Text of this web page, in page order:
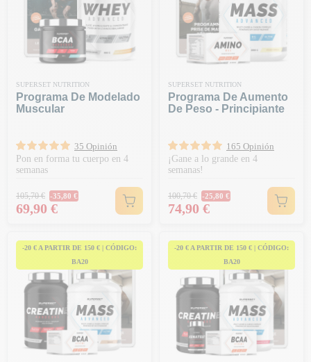
SUPERSET NUTRITION
Programa De Modelado
Muscular
35 Opinión
Pon en forma tu cuerpo en 4
semanas
Precio habitual
105,70 € -35,80 €
Precio
69,90 €
SUPERSET NUTRITION
Programa De Aumento
De Peso - Principiante
165 Opinión
¡Gane a lo grande en 4
semanas!
Precio habitual
100,70 € -25,80 €
Precio
74,90 €
-20 € A PARTIR DE 150 € | CÓDIGO:
BA20
-20 € A PARTIR DE 150 € | CÓDIGO:
BA20